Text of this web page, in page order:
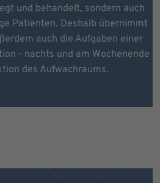
und behandelt, sondern auch
Patienten. Deshalb übernimmt
auch die Aufgaben einer
- nachts und am Wochenende
des Aufwachraums.